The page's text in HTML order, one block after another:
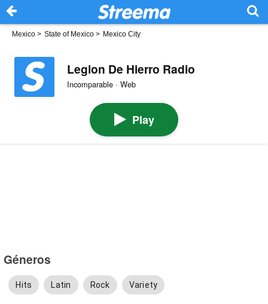
Mexico > State of Mexico > Mexico City
Legion De Hierro Radio
Incomparable · Web
Play
Géneros
Hits Latin Rock Variety